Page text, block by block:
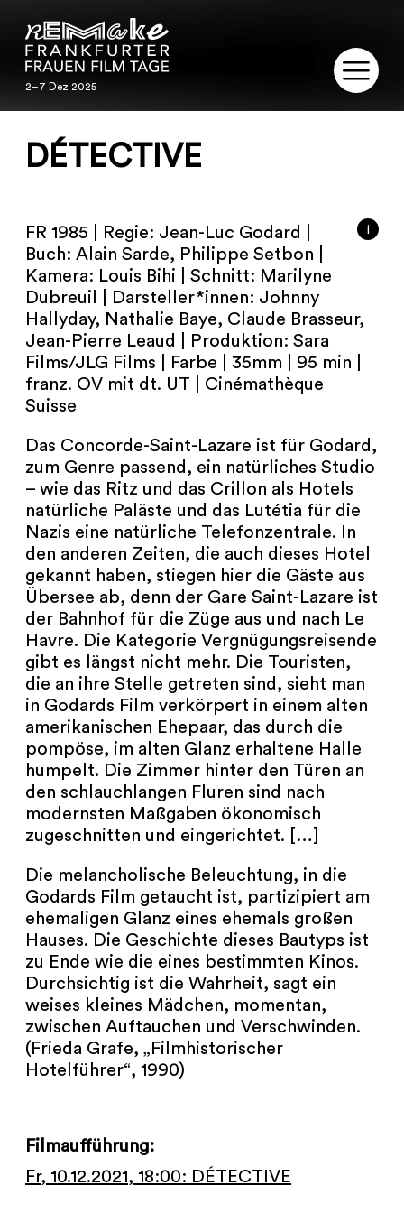
2–7 Dez 2025
2–7 Dez 2025
SERVICE
PUBLIKATIONEN
RESTAURIERUNG
KONTAKT
PRESSE
IMPRESSUM
ARCHIV
de en COOKIES
DÉTECTIVE
i
FR 1985 | Regie: Jean-Luc Godard |
Buch: Alain Sarde, Philippe Setbon |
Kamera: Louis Bihi | Schnitt: Marilyne
Dubreuil | Darsteller*innen: Johnny
Hallyday, Nathalie Baye, Claude Brasseur,
Jean-Pierre Leaud | Produktion: Sara
Films/JLG Films | Farbe | 35mm | 95 min |
franz. OV mit dt. UT | Cinémathèque
Suisse
Das Concorde-Saint-Lazare ist für Godard,
zum Genre passend, ein natürliches Studio
– wie das Ritz und das Crillon als Hotels
natürliche Paläste und das Lutétia für die
Nazis eine natürliche Telefonzentrale. In
den anderen Zeiten, die auch dieses Hotel
gekannt haben, stiegen hier die Gäste aus
Übersee ab, denn der Gare Saint-Lazare ist
der Bahnhof für die Züge aus und nach Le
Havre. Die Kategorie Vergnügungsreisende
gibt es längst nicht mehr. Die Touristen,
die an ihre Stelle getreten sind, sieht man
in Godards Film verkörpert in einem alten
amerikanischen Ehepaar, das durch die
pompöse, im alten Glanz erhaltene Halle
humpelt. Die Zimmer hinter den Türen an
den schlauchlangen Fluren sind nach
modernsten Maßgaben ökonomisch
zugeschnitten und eingerichtet. […]
Die melancholische Beleuchtung, in die
Godards Film getaucht ist, partizipiert am
ehemaligen Glanz eines ehemals großen
Hauses. Die Geschichte dieses Bautyps ist
zu Ende wie die eines bestimmten Kinos.
Durchsichtig ist die Wahrheit, sagt ein
weises kleines Mädchen, momentan,
zwischen Auftauchen und Verschwinden.
(Frieda Grafe, „Filmhistorischer
Hotelführer“, 1990)
Filmaufführung:
Fr, 10.12.2021, 18:00: DÉTECTIVE